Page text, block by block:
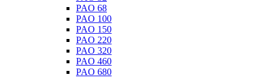
PAO 68
PAO 100
PAO 150
PAO 220
PAO 320
PAO 460
PAO 680